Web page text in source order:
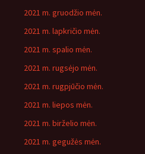
2021 m. gruodžio mėn.
2021 m. lapkričio mėn.
2021 m. spalio mėn.
2021 m. rugsėjo mėn.
2021 m. rugpjūčio mėn.
2021 m. liepos mėn.
2021 m. birželio mėn.
2021 m. gegužės mėn.